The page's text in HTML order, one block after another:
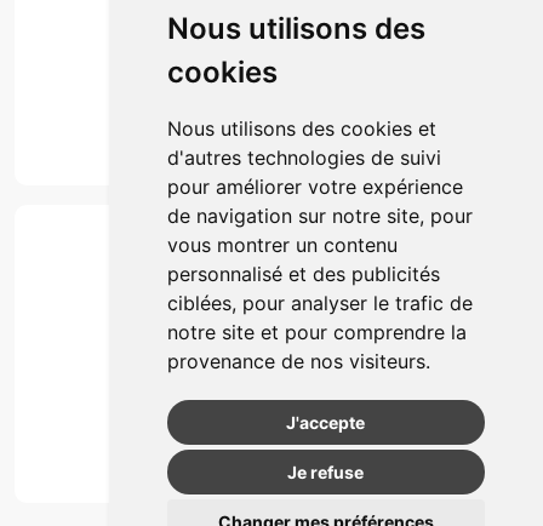
Nous utilisons des
cookies
Nous utilisons des cookies et
d'autres technologies de suivi
pour améliorer votre expérience
de navigation sur notre site, pour
vous montrer un contenu
personnalisé et des publicités
ciblées, pour analyser le trafic de
notre site et pour comprendre la
provenance de nos visiteurs.
J'accepte
Je refuse
Changer mes préférences
Actualités & conseils
Événements
Marques
Suivez-nous
Paiement
Simple, rapide et 100% sécurisé
Retrait & Livriason
Retrait en automate ou Locker
Livraison chez vous